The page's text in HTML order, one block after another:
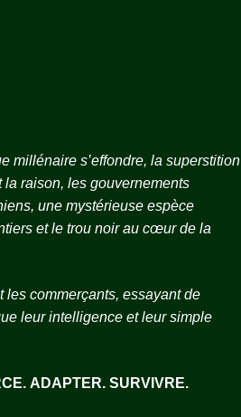
millénaire s’effondre, la superstition
raison, les gouvernements
une mystérieuse espèce
et le trou noir au cœur de la
commerçants, essayant de
leur intelligence et leur simple
ADAPTER. SURVIVRE.